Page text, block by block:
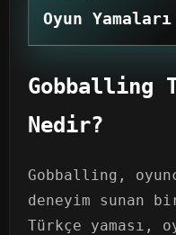
Oyun Yamaları
Gobballing
Nedir?
Gobballing,
deneyim sunan
Türkçe yaması,